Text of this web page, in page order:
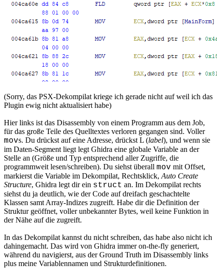
(Sorry, das PSX-Dekompilat kriege ich gerade nicht auf weil ich das
Plugin ewig nicht aktualisiert habe)
Hier links ist das Disassembly von einem Programm aus dem Job,
für das große Teile des Quelltextes verloren gegangen sind. Voller
movs. Du drückst auf eine Adresse, drückst L (label), und wenn sie
im Daten-Segment liegt legt Ghidra eine globale Variable an der
Stelle an (Größe und Typ entsprechend aller Zugriffe, die
programmweit lesen/schreiben). Du siehst überall mov mit Offset,
markierst die Variable im Dekompilat, Rechtsklick, Auto Create
Structure, Ghidra legt dir ein struct an. Im Dekompilat rechts
siehst du ja deutlich, wie der Code auf dreifach geschachtelte
Klassen samt Array-Indizes zugreift. Habe dir die Definition der
Struktur geöffnet, voller unbekannter Bytes, weil keine Funktion in
der Nähe auf die zugreift.
In das Dekompilat kannst du nicht schreiben, das habe also nicht ich
dahingemacht. Das wird von Ghidra immer on-the-fly generiert,
während du navigierst, aus der Ground Truth im Disassembly links
plus meine Variablennamen und Strukturdefinitionen.